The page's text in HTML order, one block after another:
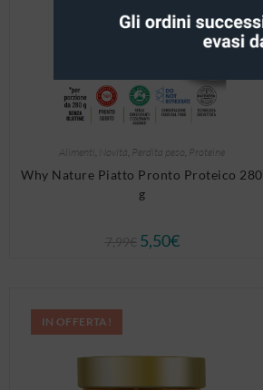
Alimenti Novità Perdita peso Proteine
Why Nature Piatto Pronto Proteico 280
g
5,50€
IN OFFERTA!